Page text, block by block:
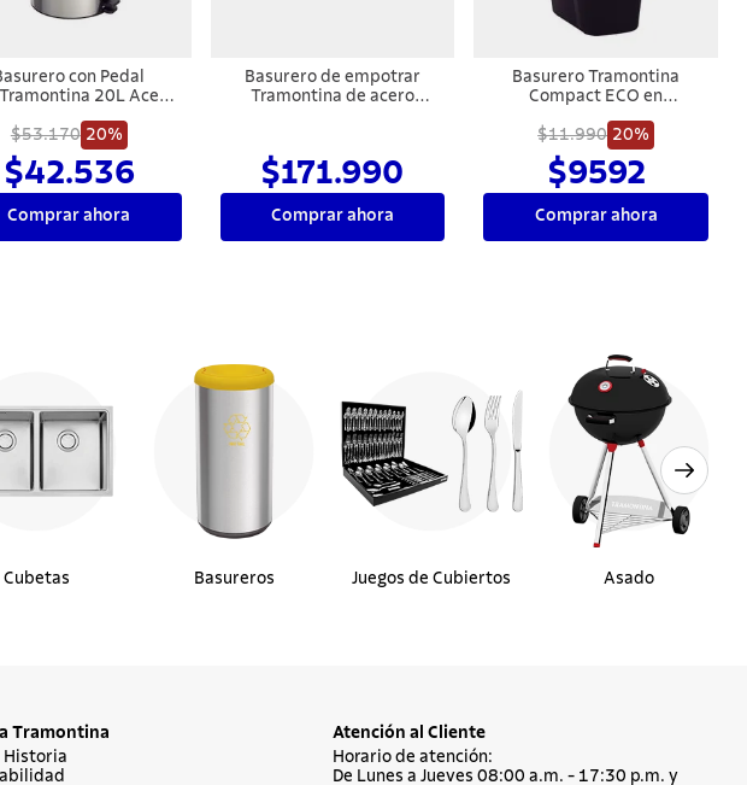
con Pedal
20L Acero
$53.170 20%
$42.536
Comprar ahora
Basurero de empotrar
Tramontina de acero
$171.990
Comprar ahora
Basurero Tramontina
Compact ECO en
$11.990 20%
$9592
Comprar ahora
Cubetas Basureros Juegos de Cubiertos Asado
Tramontina
Historia
Atención al Cliente
Horario de atención:
De Lunes a Jueves 08:00 a.m. - 17:30 p.m. y